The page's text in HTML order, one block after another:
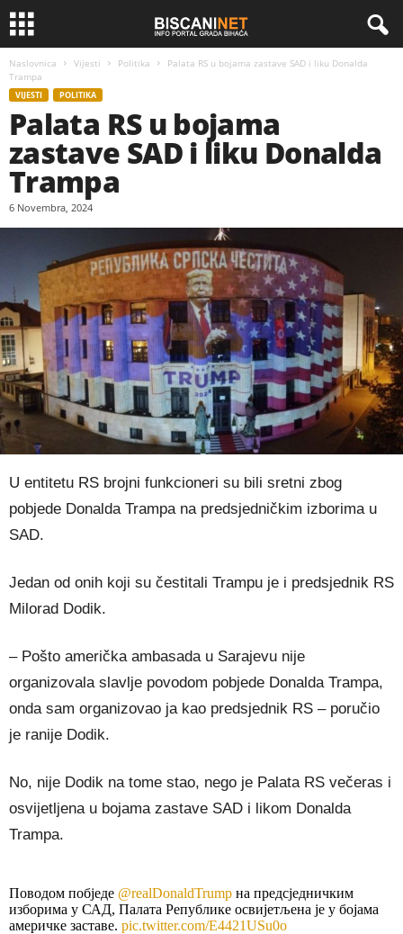
Naslovnica Vijesti Politika
Palata RS u bojama zastave SAD i liku Donalda
Trampa
VIJESTI POLITIKA
Palata RS u bojama
zastave SAD i liku Donalda
Trampa
6 Novembra, 2024
U entitetu RS brojni funkcioneri su bili sretni zbog
pobjede Donalda Trampa na predsjedničkim izborima u
SAD.
Jedan od onih koji su čestitali Trampu je i predsjednik RS
Milorad Dodik.
– Pošto američka ambasada u Sarajevu nije
organizovala slavlje povodom pobjede Donalda Trampa,
onda sam organizovao ja kao predsjednik RS – poručio
je ranije Dodik.
No, nije Dodik na tome stao, nego je Palata RS večeras i
osvijetljena u bojama zastave SAD i likom Donalda
Trampa.
Поводом побједе @realDonaldTrump на предсједничким
изборима у САД, Палата Републике освијетљена је у бојама
америчке заставе. pic.twitter.com/E4421USu0o